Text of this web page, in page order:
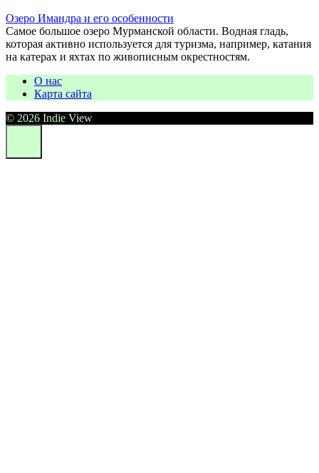
Озеро Имандра и его особенности
Самое большое озеро Мурманской области. Водная гладь,
которая активно используется для туризма, например, катания
на катерах и яхтах по живописным окрестностям.
О нас
Карта сайта
© 2026 Indie View